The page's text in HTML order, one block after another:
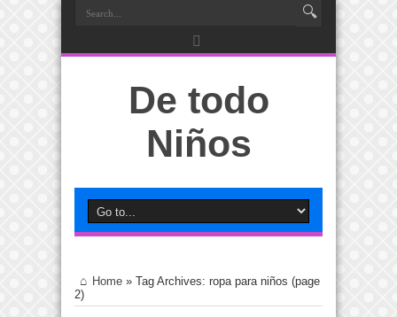
De todo
Niños
Home » Tag Archives: ropa para niños (page
2)